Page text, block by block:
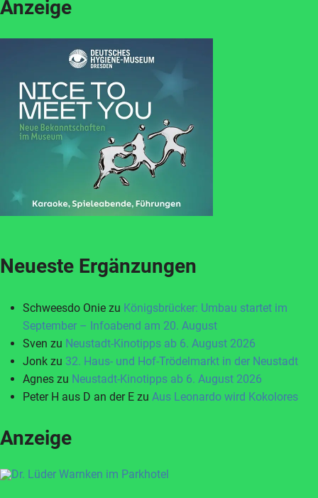
Anzeige
Neueste Ergänzungen
Schweesdo Onie zu Königsbrücker: Umbau startet im
September – Infoabend am 20. August
Sven zu Neustadt-Kinotipps ab 6. August 2026
Jonk zu 32. Haus- und Hof-Trödelmarkt in der Neustadt
Agnes zu Neustadt-Kinotipps ab 6. August 2026
Peter H aus D an der E zu Aus Leonardo wird Kokolores
Anzeige